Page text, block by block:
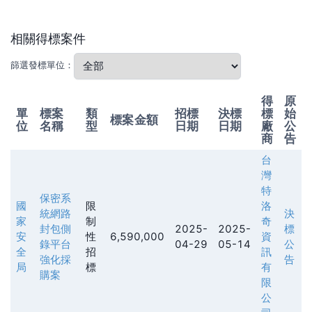
相關得標案件
篩選發標單位：
單
位
標案
名稱
類
型
標案金額
招標
日期
決標
日期
得
標
廠
商
原
始
公
告
國
家
安
全
局
保密系
統網路
封包側
錄平台
強化採
購案
限
制
性
招
標
6,590,000
2025-
04-29
2025-
05-14
台
灣
特
洛
奇
資
訊
有
限
公
決
標
公
告